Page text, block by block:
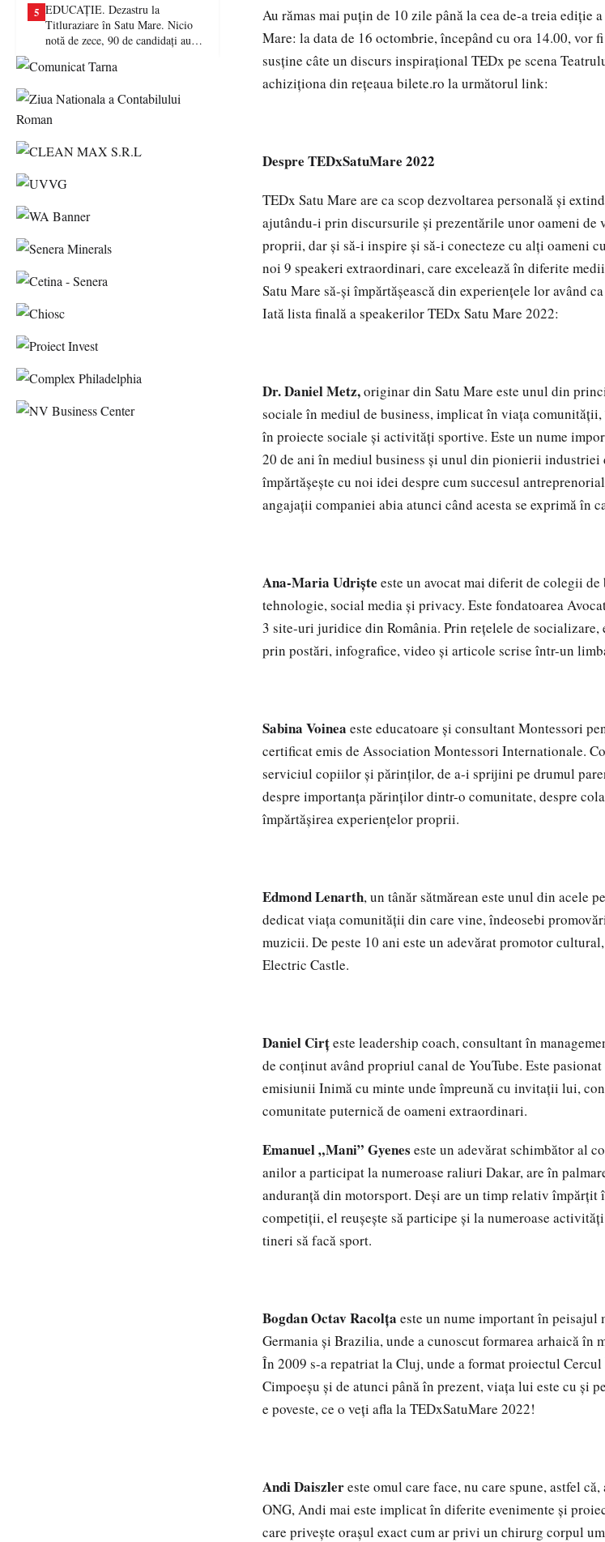
5 EDUCAȚIE. Dezastru la
Titluraziare în Satu Mare. Nicio
notă de zece, 90 de candidați au
Au rămas mai puțin de 10 zile până la cea de-a treia ediție
Mare: la data de 16 octombrie, începând cu ora 14.00, vor
susține câte un discurs inspirațional TEDx pe scena
achiziționa din rețeaua bilete.ro la următorul link:
Despre TEDxSatuMare 2022
TEDx Satu Mare are ca scop dezvoltarea personală și
ajutându-i prin discursurile și prezentările unor oameni de
proprii, dar și să-i inspire și să-i conecteze cu alți oameni
noi 9 speakeri extraordinari, care excelează în diferite
Satu Mare să-și împărtășească din experiențele lor având
Iată lista finală a speakerilor TEDx Satu Mare 2022:
Dr. Daniel Metz,originar din Satu Mare este unul din
sociale în mediul de business, implicat în viața
în proiecte sociale și activități sportive. Este un nume
20 de ani în mediul business și unul din pionierii industriei
împărtășește cu noi idei despre cum succesul
angajații companiei abia atunci când acesta se exprimă în
Ana-Maria Udriște este un avocat mai diferit de colegii
tehnologie, social media și privacy. Este fondatoarea
3 site-uri juridice din România. Prin rețelele de
prin postări, infografice, video și articole scrise într-un
Sabina Voinea este educatoare și consultant Montessori
certificat emis de Association Montessori Internationale.
serviciul copiilor și părinților, de a-i sprijini pe drumul
despre importanța părinților dintr-o comunitate, despre
împărtășirea experiențelor proprii.
Edmond Lenarth, un tânăr sătmărean este unul din acele
dedicat viața comunității din care vine, îndeosebi
muzicii. De peste 10 ani este un adevărat promotor
Electric Castle.
Daniel Cirțeste leadership coach, consultant în
de conținut având propriul canal de YouTube. Este
emisiunii Inimă cu minte unde împreună cu invitații lui,
comunitate puternică de oameni extraordinari.
Emanuel „Mani” Gyenes este un adevărat schimbător al
anilor a participat la numeroase raliuri Dakar, are în
anduranță din motorsport. Deși are un timp relativ împărțit
competiții, el reușește să participe și la numeroase
tineri să facă sport.
Bogdan Octav Racolța este un nume important în
Germania și Brazilia, unde a cunoscut formarea arhaică în
În 2009 s-a repatriat la Cluj, unde a format proiectul
Cimpoeșu și de atunci până în prezent, viața lui este cu și
e poveste, ce o veți afla la TEDxSatuMare 2022!
Andi Daiszlereste omul care face, nu care spune, astfel
ONG, Andi mai este implicat în diferite evenimente și
care privește orașul exact cum ar privi un chirurg corpul